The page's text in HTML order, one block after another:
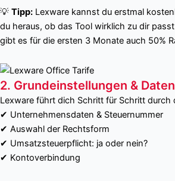
💡 Tipp: Lexware kannst du erstmal
du heraus, ob das Tool wirklich zu dir
gibt es für die ersten 3 Monate auch 50%
2. Grundeinstellungen &
Lexware führt dich Schritt für Schritt durch
✔ Unternehmensdaten & Steuernummer
✔ Auswahl der Rechtsform
✔ Umsatzsteuerpflicht: ja oder nein?
✔ Kontoverbindung